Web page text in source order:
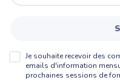
Je souhaite recevoir des
emails d'information
prochaines sessions de